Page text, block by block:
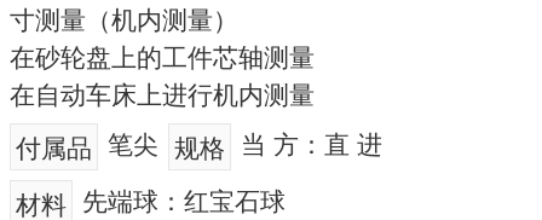
寸测量（机内测量）
在砂轮盘上的工件芯轴测量
在自动车床上进行机内测量
付属品
笔尖 规格 当 方：直 进
材料 先端球：红宝石球